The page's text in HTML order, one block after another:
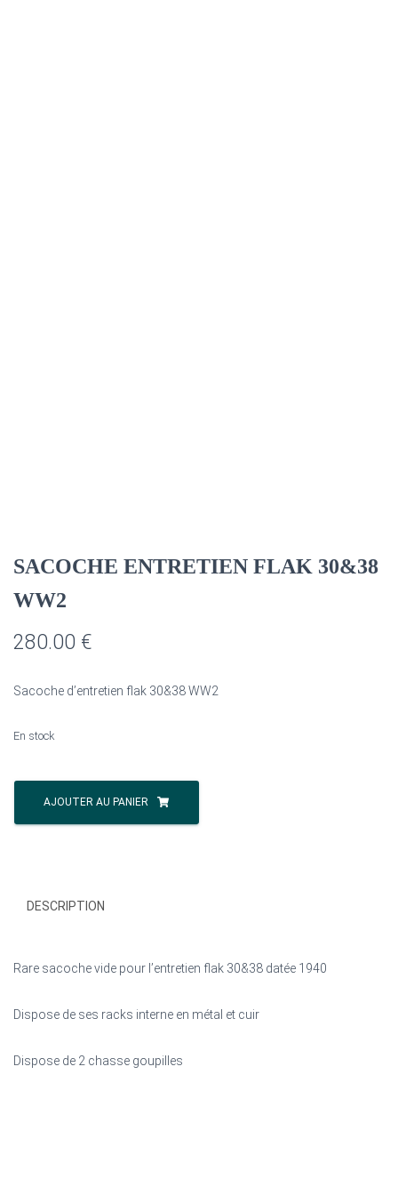
SACOCHE ENTRETIEN FLAK 30&38
WW2
280.00 €
Sacoche d’entretien flak 30&38 WW2
En stock
quantité
SACOCHE
WW2
AJOUTER AU PANIER
DESCRIPTION
Rare sacoche vide pour l’entretien flak 30&38 datée 1940
Dispose de ses racks interne en métal et cuir
Dispose de 2 chasse goupilles